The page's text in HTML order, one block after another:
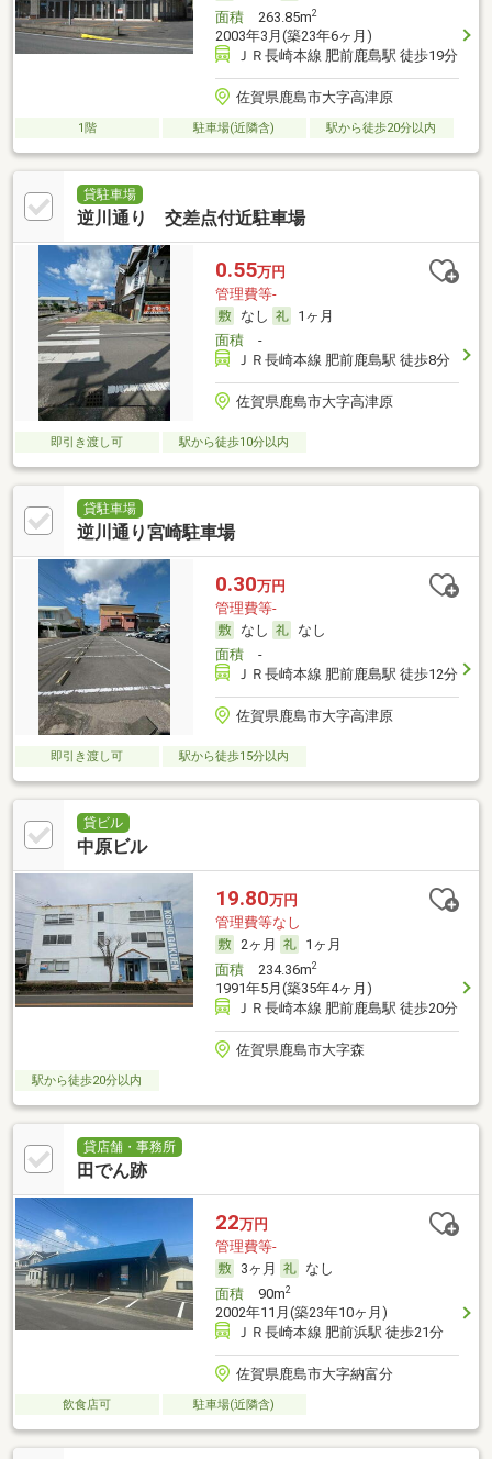
面積263.85m2
2003年3月(築23年6ヶ月)
ＪＲ長崎本線 肥前鹿島駅 徒歩19分
佐賀県鹿島市大字高津原
1階 駐車場(近隣含) 駅から徒歩20分以内
貸駐車場
逆川通り 交差点付近駐車場
0.55万円
管理費等-
なし
1ヶ月
面積-
ＪＲ長崎本線 肥前鹿島駅 徒歩8分
佐賀県鹿島市大字高津原
即引き渡し可 駅から徒歩10分以内
貸駐車場
逆川通り宮崎駐車場
0.30万円
管理費等-
なし
なし
面積-
ＪＲ長崎本線 肥前鹿島駅 徒歩12分
佐賀県鹿島市大字高津原
即引き渡し可 駅から徒歩15分以内
貸ビル
中原ビル
19.80万円
管理費等なし
2ヶ月
1ヶ月
面積234.36m2
1991年5月(築35年4ヶ月)
ＪＲ長崎本線 肥前鹿島駅 徒歩20分
佐賀県鹿島市大字森
駅から徒歩20分以内
貸店舗・事務所
田でん跡
22万円
管理費等-
3ヶ月
なし
面積90m2
2002年11月(築23年10ヶ月)
ＪＲ長崎本線 肥前浜駅 徒歩21分
佐賀県鹿島市大字納富分
飲食店可 駐車場(近隣含)